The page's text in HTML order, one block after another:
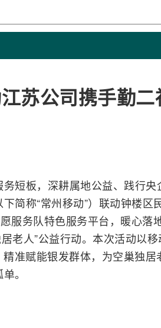
苏公司携手勤二
短板，深耕属地公益、践行央
简称“常州移动”）联动钟楼区
服务队特色服务平台，暖心落
老人”公益行动。本次活动以移
准赋能银发群体，为空巢独居
。